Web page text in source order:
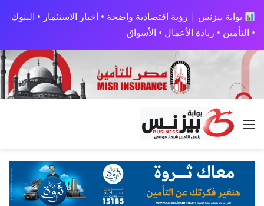
بوابة بيزنس | رؤية اقتصادية واضحة • أخبار الاستثمار • البنوك
• التأمين • ريادة الأعمال • الأسواق
القائمة